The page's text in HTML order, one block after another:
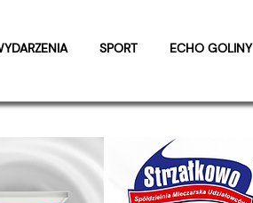
SPORT ECHO GOLINY